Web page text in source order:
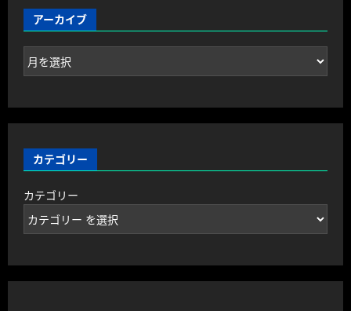
アーカイブ
カテゴリー
カテゴリー